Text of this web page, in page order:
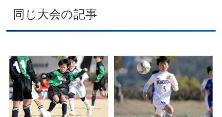
同じ大会の記事